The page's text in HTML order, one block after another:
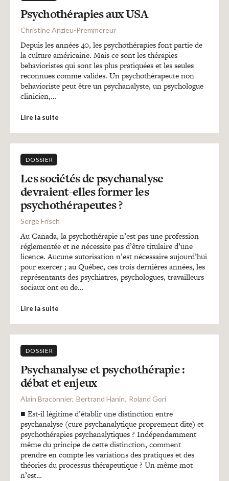
Psychothérapies aux USA
Christine Anzieu-Premmereur
Depuis les années 40, les psychothérapies font partie de
la culture américaine. Mais ce sont les thérapies
behavioristes qui sont les plus pratiquées et les seules
reconnues comme valides. Un psychothérapeute non
behavioriste peut être un psychanalyste, un psychologue
clinicien,…
Lire la suite
DOSSIER
Les sociétés de psychanalyse
devraient-elles former les
psychothérapeutes ?
Serge Frisch
Au Canada, la psychothérapie n’est pas une profession
réglementée et ne nécessite pas d’être titulaire d’une
licence. Aucune autorisation n’est nécessaire aujourd’hui
pour exercer ; au Québec, ces trois dernières années, les
représentants des psychiatres, psychologues, travailleurs
sociaux ont eu de…
Lire la suite
DOSSIER
Psychanalyse et psychothérapie :
débat et enjeux
Alain Braconnier Bertrand Hanin Roland Gori
■ Est-il légitime d’établir une distinction entre
psychanalyse (cure psychanalytique proprement dite) et
psychothérapies psychanalytiques ? Indépendamment
même du principe de cette distinction, comment
prendre en compte les variations des pratiques et des
théories du processus thérapeutique ? Un même mot
n’est…